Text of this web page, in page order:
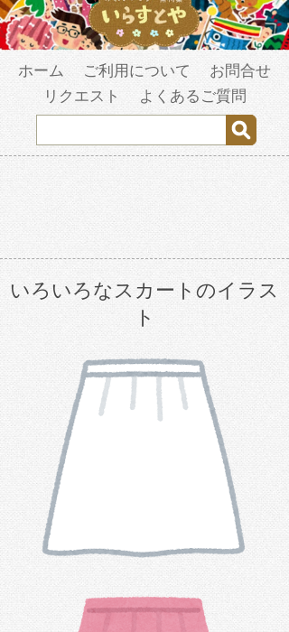
ホーム ご利用について
お問合せ
リクエスト
よくあるご質問
いろいろなスカートのイラス
ト